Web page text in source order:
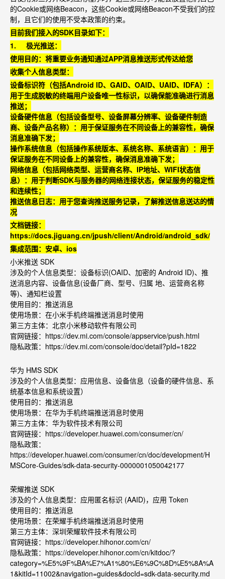
的Cookie或网络Beacon，这些Cookie或网络Beacon不受我们的控
制，且它们的使用不受本政策的约束。
目前我们接入的SDK目录如下：
1. 极光推送：
使用目的：将重要业务通知通过APP消息推送形式传达给您
收集个人信息类型：
设备标识符（包括Android ID、 GAID、 OAID、 UAID、 IDFA）：
用于生成脱敏的终端用户设备唯一性标识，以确保能准确进行消息
推送；
设备硬件信息（包括设备型号、设备屏幕分辨率、设备硬件制造
商、设备产品名称）：用于保证服务在不同设备上的兼容性，确保
消息准确下发；
操作系统信息（包括操作系统版本、系统名称、系统语言）：用于
保证服务在不同设备上的兼容性，确保消息准确下发；
网络信息（包括网络类型、运营商名称、 IP地址、 WIFI状态信
息）：用于判断SDK与服务器的网络连接状态，保证服务的稳定性
和连续性；
推送信息日志：用于您查询推送服务记录，了解推送信息送达的情
况
文档链接：
https://docs.jiguang.cn/jpush/client/Android/android_sdk/
集成范围：安卓、 ios
小米推送 SDK
涉及的个⼈信息类型：设备标识(OAID、加密的 Android ID)、推
送消息内容、设备信息(设备⼚商、型号、归属 地、运营商名称
等)、通知栏设置
使用目的：推送消息
使用场景：在小米手机终端推送消息时使用
第三方主体：北京小米移动软件有限公司
官网链接： https://dev.mi.com/console/appservice/push.html
隐私政策： https://dev.mi.com/console/doc/detail?pId=1822
华为 HMS SDK
涉及的个人信息类型：应用信息、设备信息（设备的硬件信息、系
统基本信息和系统设置）
使用目的：推送消息
使用场景：在华为手机终端推送消息时使用
第三方主体：华为软件技术有限公司
官网链接： https://developer.huawei.com/consumer/cn/
隐私政策：
https://developer.huawei.com/consumer/cn/doc/development/H
MSCore-Guides/sdk-data-security-0000001050042177
荣耀推送 SDK
涉及的个人信息类型：应用匿名标识 (AAID)，应用 Token
使用目的：推送消息
使用场景：在荣耀手机终端推送消息时使用
第三方主体：深圳荣耀软件技术有限公司
官网链接： https://developer.hihonor.com/cn/
隐私政策： https://developer.hihonor.com/cn/kitdoc/?
category=%E5%9F%BA%E7%A1%80%E6%9C%8D%E5%8A%A
1&kitId=11002&navigation=guides&docId=sdk-data-security.md